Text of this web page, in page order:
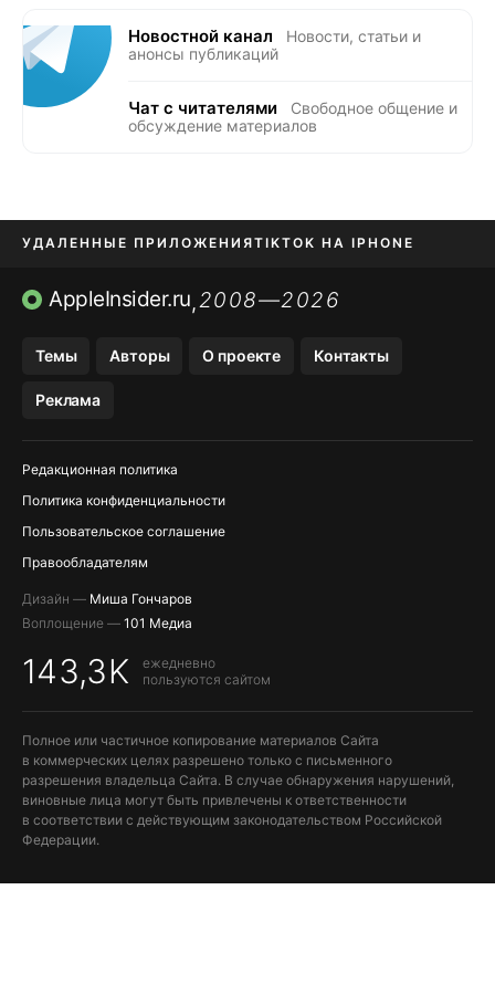
Новостной канал
Новости, статьи и
анонсы публикаций
Чат с читателями
Свободное общение и
обсуждение материалов
УДАЛЕННЫЕ ПРИЛОЖЕНИЯTIKTOK НА IPHONE
ПРИЛОЖЕНИЯ БЕЗ APP STORE
AppleInsider.ru,2008—2026
Темы Авторы О проекте Контакты
Реклама
Редакционная политика
Политика конфиденциальности
Пользовательское соглашение
Правообладателям
Дизайн — Миша Гончаров
Воплощение — 101 Медиа
143,3K
ежедневно
пользуются сайтом
Полное или частичное копирование материалов Сайта
в коммерческих целях разрешено только с письменного
разрешения владельца Сайта. В случае обнаружения нарушений,
виновные лица могут быть привлечены к ответственности
в соответствии с действующим законодательством Российской
Федерации.